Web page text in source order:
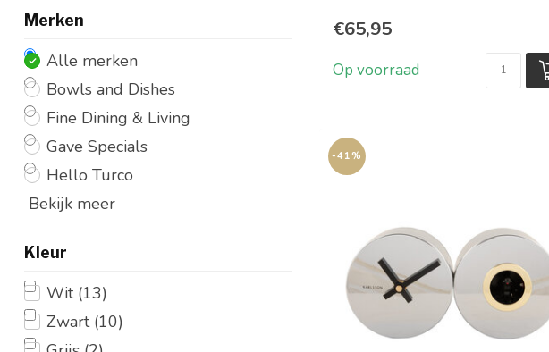
Merken
Alle merken
Bowls and Dishes
Fine Dining & Living
Gave Specials
Hello Turco
Bekijk meer
Kleur
Wit (13)
Zwart (10)
€65,95
Op voorraad
-41%